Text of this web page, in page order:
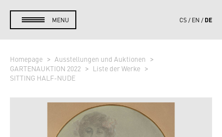
MENU CS EN DE
Homepage
Ausstellungen und Auktionen
GARTENAUKTION 2022
Liste der Werke
SITTING HALF-NUDE